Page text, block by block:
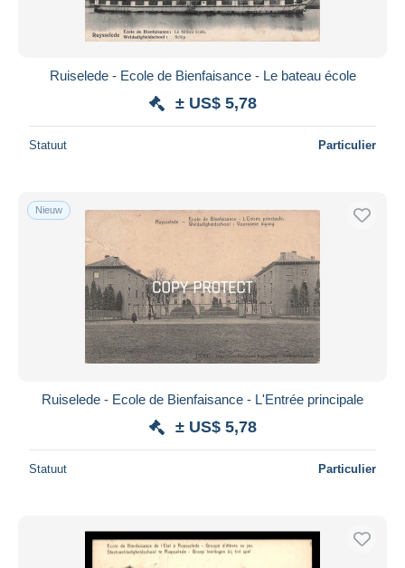
Ruiselede - Ecole de Bienfaisance - Le bateau école
± US$ 5,78
Statuut Particulier
Nieuw
Ruiselede - Ecole de Bienfaisance - L'Entrée principale
± US$ 5,78
Statuut Particulier